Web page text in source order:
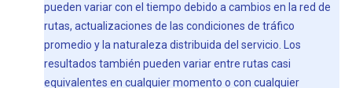
pueden variar con el tiempo debido a cambios en la red de
rutas, actualizaciones de las condiciones de tráfico
promedio y la naturaleza distribuida del servicio. Los
resultados también pueden variar entre rutas casi
equivalentes en cualquier momento o con cualquier